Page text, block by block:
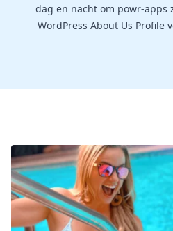
dag en nacht om powr-apps
WordPress About Us Profile